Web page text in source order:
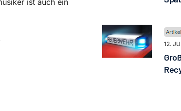
ist auch ein
12.